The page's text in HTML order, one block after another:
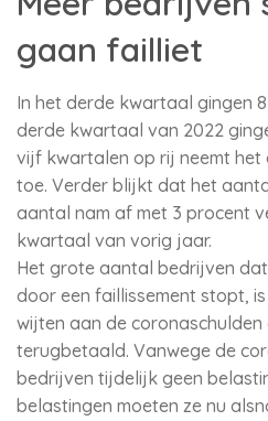
gaan failliet
In het derde kwartaal gingen
derde kwartaal van 2022
vijf kwartalen op rij neemt het
toe. Verder blijkt dat het
aantal nam af met 3 procent
kwartaal van vorig jaar.
Het grote aantal bedrijven
door een faillissement stopt,
wijten aan de coronaschulden
terugbetaald. Vanwege de
bedrijven tijdelijk geen
belastingen moeten ze nu